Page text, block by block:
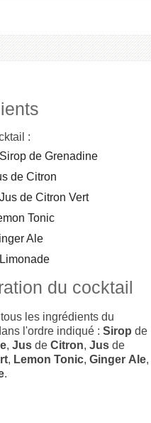
:
Sirop de Grenadine
de Citron
Jus de Citron Vert
Tonic
Ale
Limonade
du cocktail
tous les ingrédients du
l'ordre indiqué : Sirop de
, Jus de Citron, Jus de
, Lemon Tonic, Ginger Ale,
.